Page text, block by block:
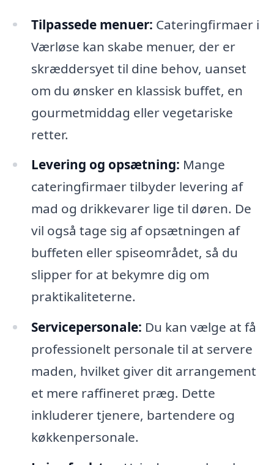
Tilpassede menuer: Cateringfirmaer i
Værløse kan skabe menuer, der er
skræddersyet til dine behov, uanset
om du ønsker en klassisk buffet, en
gourmetmiddag eller vegetariske
retter.
Levering og opsætning: Mange
cateringfirmaer tilbyder levering af
mad og drikkevarer lige til døren. De
vil også tage sig af opsætningen af
buffeten eller spiseområdet, så du
slipper for at bekymre dig om
praktikaliteterne.
Servicepersonale: Du kan vælge at få
professionelt personale til at servere
maden, hvilket giver dit arrangement
et mere raffineret præg. Dette
inkluderer tjenere, bartendere og
køkkenpersonale.